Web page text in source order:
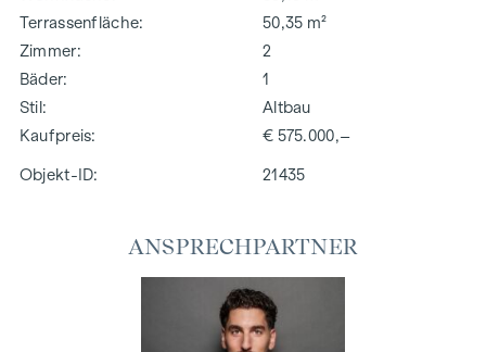
Terrassenfläche
50,35 m²
Zimmer
2
Bäder
1
Stil
Altbau
Kaufpreis
€ 575.000,–
Objekt-ID: 21435
ANSPRECHPARTNER